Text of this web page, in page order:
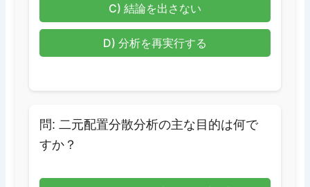
C) 結論を出さない
D) 分析を再実行する
問: 二元配置分散分析の主な目的は何で
すか？